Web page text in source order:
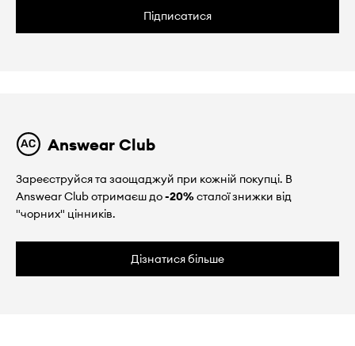
Підписатися
Answear Club
Зареєструйся та заощаджуй при кожній покупці. В
Answear Club отримаєш до-20%сталої знижки від
"чорних" цінників.
Дізнатися більше